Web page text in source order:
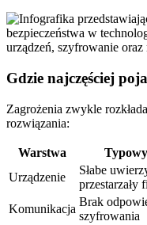
Gdzie najczęściej
Zagrożenia zwykle
rozwiązania:
Warstwa
Urządzenie
Słabe
przestarzały
Komunikacja
Brak
szyfrowania